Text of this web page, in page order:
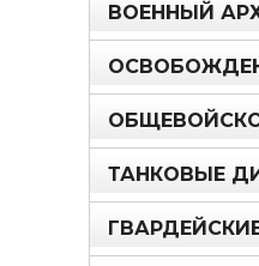
ВОЕННЫЙ
ТАНКОВЫЕ